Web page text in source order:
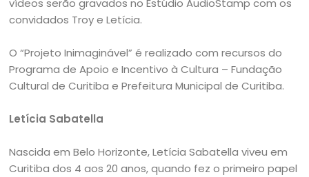
vídeos serão gravados no Estúdio AudioStamp com os
convidados Troy e Letícia.
O “Projeto Inimaginável” é realizado com recursos do
Programa de Apoio e Incentivo à Cultura – Fundação
Cultural de Curitiba e Prefeitura Municipal de Curitiba.
Letícia Sabatella
Nascida em Belo Horizonte, Letícia Sabatella viveu em
Curitiba dos 4 aos 20 anos, quando fez o primeiro papel